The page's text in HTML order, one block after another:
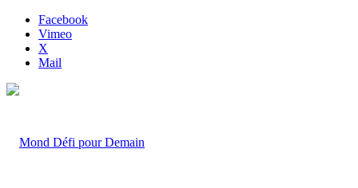
Facebook
Vimeo
X
Mail